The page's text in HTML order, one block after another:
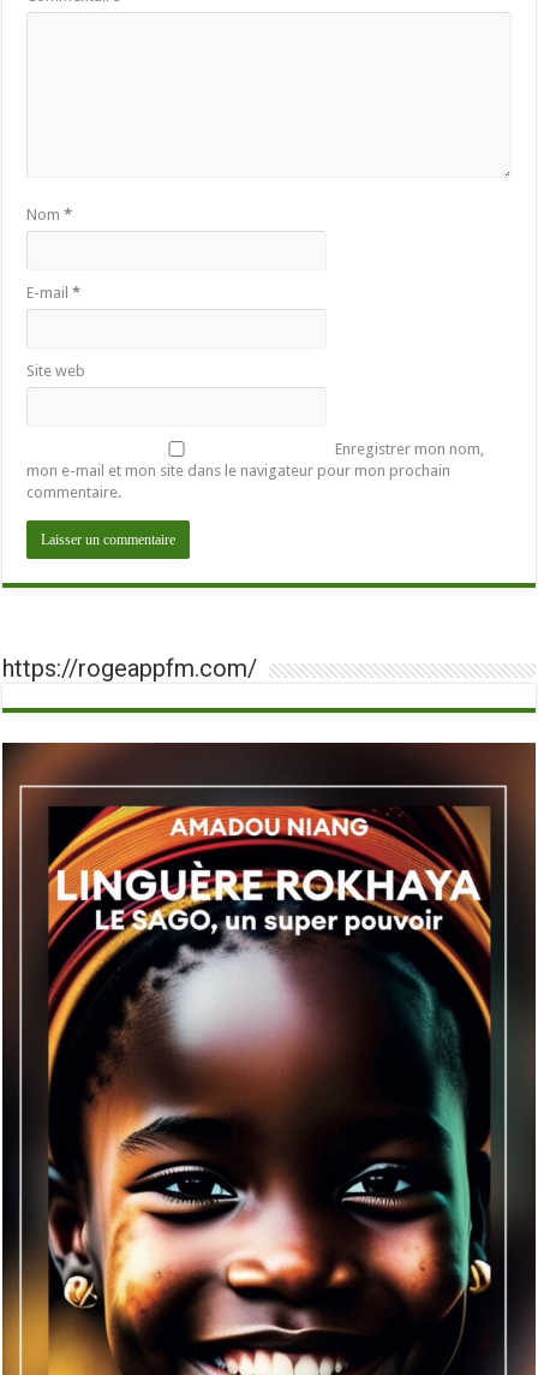
Nom*
E-mail*
Site web
Enregistrer mon nom,
mon e-mail et mon site dans le navigateur pour mon prochain
commentaire.
https://rogeappfm.com/